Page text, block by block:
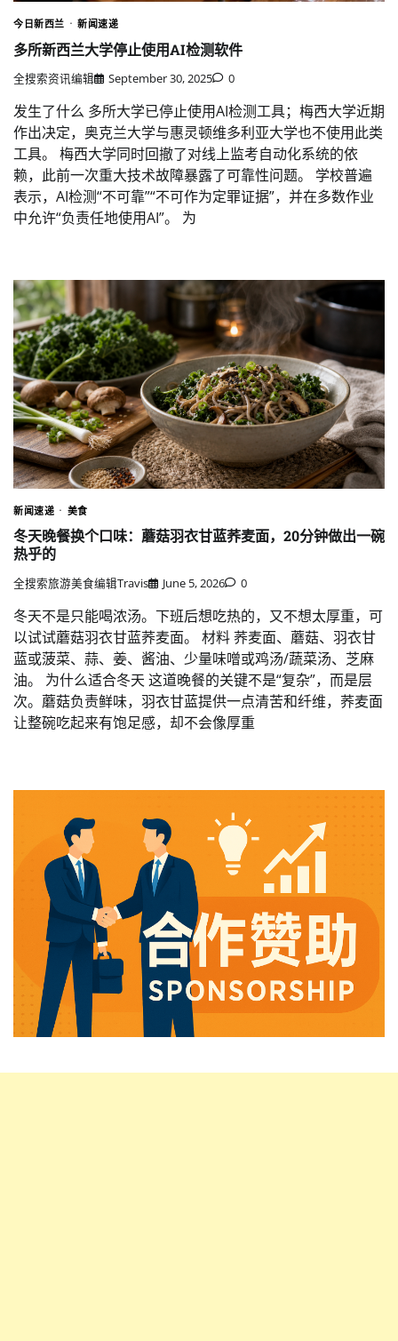
今日新西兰 新闻速递
多所新西兰大学停止使用AI检测软件
全搜索资讯编辑 September 30, 2025 0
发生了什么 多所大学已停止使用AI检测工具；梅西大学近期
作出决定，奥克兰大学与惠灵顿维多利亚大学也不使用此类
工具。 梅西大学同时回撤了对线上监考自动化系统的依
赖，此前一次重大技术故障暴露了可靠性问题。 学校普遍
表示，AI检测“不可靠”“不可作为定罪证据”，并在多数作业
中允许“负责任地使用AI”。 为
新闻速递 美食
冬天晚餐换个口味：蘑菇羽衣甘蓝荞麦面，20分钟做出一碗
热乎的
全搜索旅游美食编辑Travis June 5, 2026 0
冬天不是只能喝浓汤。下班后想吃热的，又不想太厚重，可
以试试蘑菇羽衣甘蓝荞麦面。 材料 荞麦面、蘑菇、羽衣甘
蓝或菠菜、蒜、姜、酱油、少量味噌或鸡汤/蔬菜汤、芝麻
油。 为什么适合冬天 这道晚餐的关键不是“复杂”，而是层
次。蘑菇负责鲜味，羽衣甘蓝提供一点清苦和纤维，荞麦面
让整碗吃起来有饱足感，却不会像厚重